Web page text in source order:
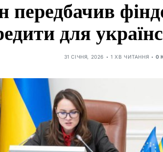
передбачив
для
31 СІЧНЯ, 2026 1 ХВ ЧИТАННЯ 0